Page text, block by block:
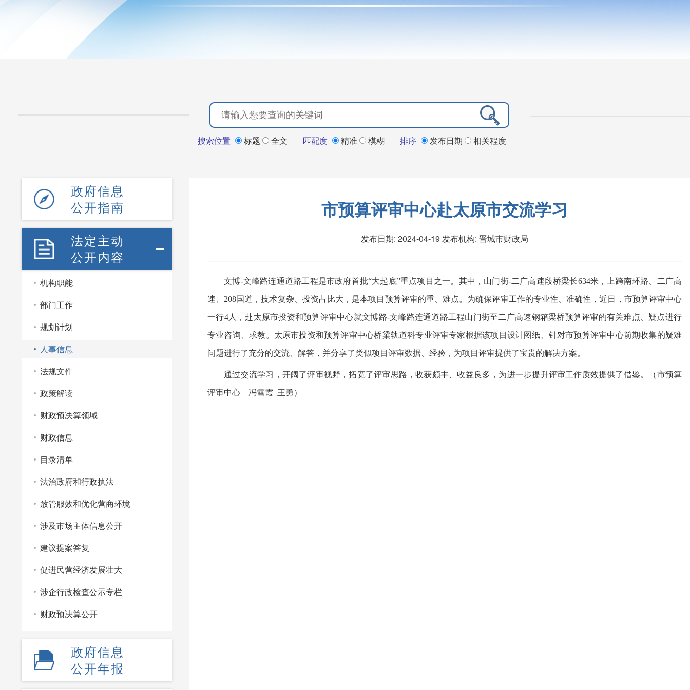
搜索位置 标题 全文 匹配度 精准 模糊 排序 发布日期 相关程度
政府信息
公开指南
法定主动
公开内容
机构职能
部门工作
规划计划
人事信息
法规文件
政策解读
财政预决算领域
财政信息
目录清单
法治政府和行政执法
放管服效和优化营商环境
涉及市场主体信息公开
建议提案答复
促进民营经济发展壮大
涉企行政检查公示专栏
财政预决算公开
政府信息
公开年报
市预算评审中心赴太原市交流学习
发布日期: 2024-04-19 发布机构: 晋城市财政局
文博-文峰路连通道路工程是市政府首批“大起底”重点项目之一。其中，山门街-二广高速段桥梁长634米，上跨南环路、二广高
速、208国道，技术复杂、投资占比大，是本项目预算评审的重、难点。 为确保评审工作的专业性、准确性，近日 ，市预算评审中心
一行4人，赴 太原市投资和预算评审中心就文博路-文峰路连通道路工程山门街至二广高速钢箱梁桥预算评审的有关难点、疑点进行
专业咨询、求教。太原市投资和预算评审中心桥梁轨道科专业评审专家根据该项目设计图纸、针对市预算评审中心前期收集的疑难
问题进行了充分的交流、解答，并分享了类似项目评审数据、经验，为项目评审提供了宝贵的解决方案。
通过交流学习， 开阔了评审视野，拓宽了评审思路，收获颇丰、收益良多，为进一步提升评审工作质效提供了借鉴。 （市预算
评审中心 冯雪霞 王勇）